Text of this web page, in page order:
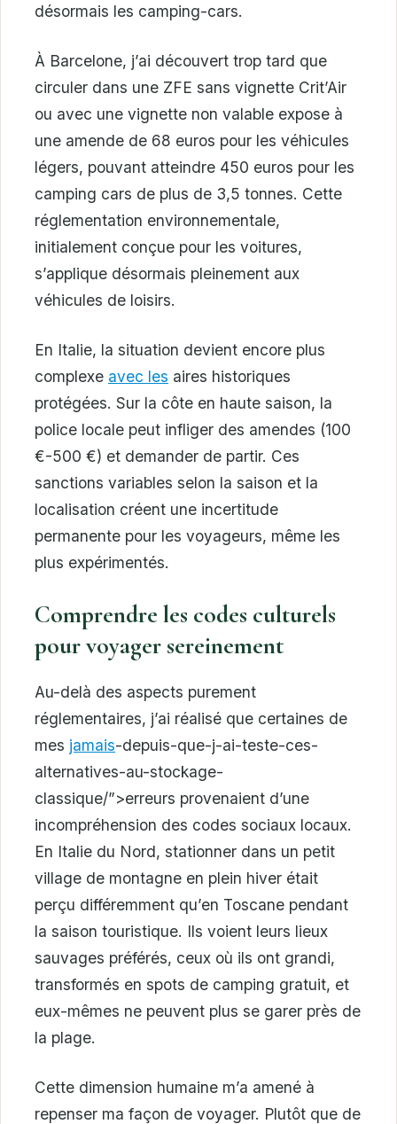
désormais les camping-cars.
À Barcelone, j’ai découvert trop tard que
circuler dans une ZFE sans vignette Crit’Air
ou avec une vignette non valable expose à
une amende de 68 euros pour les véhicules
légers, pouvant atteindre 450 euros pour les
camping cars de plus de 3,5 tonnes. Cette
réglementation environnementale,
initialement conçue pour les voitures,
s’applique désormais pleinement aux
véhicules de loisirs.
En Italie, la situation devient encore plus
complexe avec les aires historiques
protégées. Sur la côte en haute saison, la
police locale peut infliger des amendes (100
€-500 €) et demander de partir. Ces
sanctions variables selon la saison et la
localisation créent une incertitude
permanente pour les voyageurs, même les
plus expérimentés.
Comprendre les codes culturels
pour voyager sereinement
Au-delà des aspects purement
réglementaires, j’ai réalisé que certaines de
mes jamais-depuis-que-j-ai-teste-ces-
alternatives-au-stockage-
classique/”>erreurs provenaient d’une
incompréhension des codes sociaux locaux.
En Italie du Nord, stationner dans un petit
village de montagne en plein hiver était
perçu différemment qu’en Toscane pendant
la saison touristique. Ils voient leurs lieux
sauvages préférés, ceux où ils ont grandi,
transformés en spots de camping gratuit, et
eux-mêmes ne peuvent plus se garer près de
la plage.
Cette dimension humaine m’a amené à
repenser ma façon de voyager. Plutôt que de